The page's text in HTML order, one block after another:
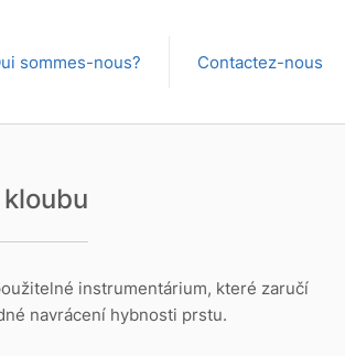
sommes-nous? Contactez-nous
instrumentárium, které zaručí
navrácení hybnosti prstu.